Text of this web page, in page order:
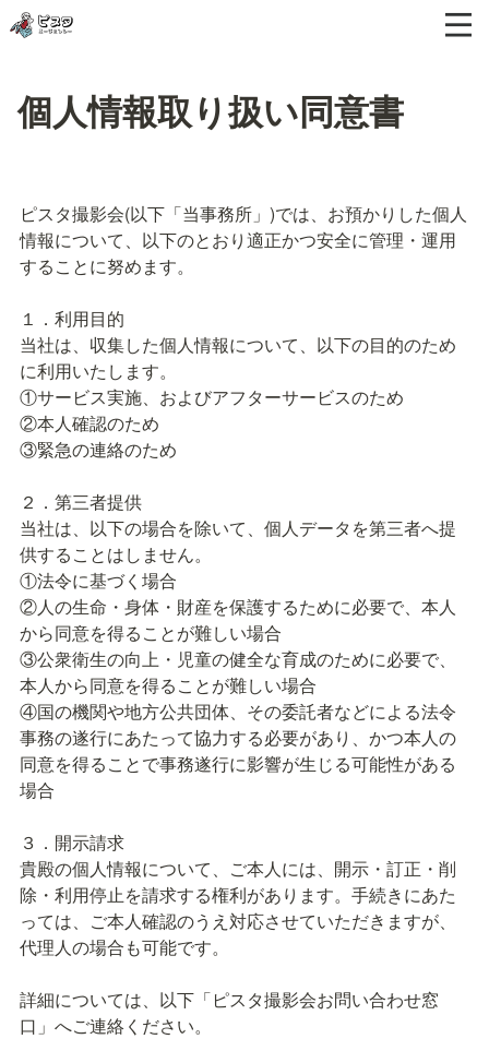
個人情報取り扱い同意書
ピスタ撮影会(以下「当事務所」)では、お預かりした個人
情報について、以下のとおり適正かつ安全に管理・運用
することに努めます。
１．利用目的
当社は、収集した個人情報について、以下の目的のため
に利用いたします。
①サービス実施、およびアフターサービスのため
②本人確認のため
③緊急の連絡のため
２．第三者提供
当社は、以下の場合を除いて、個人データを第三者へ提
供することはしません。
①法令に基づく場合
②人の生命・身体・財産を保護するために必要で、本人
から同意を得ることが難しい場合
③公衆衛生の向上・児童の健全な育成のために必要で、
本人から同意を得ることが難しい場合
④国の機関や地方公共団体、その委託者などによる法令
事務の遂行にあたって協力する必要があり、かつ本人の
同意を得ることで事務遂行に影響が生じる可能性がある
場合
３．開示請求
貴殿の個人情報について、ご本人には、開示・訂正・削
除・利用停止を請求する権利があります。手続きにあた
っては、ご本人確認のうえ対応させていただきますが、
代理人の場合も可能です。
詳細については、以下「ピスタ撮影会お問い合わせ窓
口」へご連絡ください。